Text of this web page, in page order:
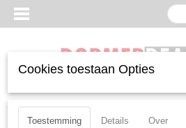
Inloggen Registreren
Cookies toestaan Opties
Toestemming Details Over